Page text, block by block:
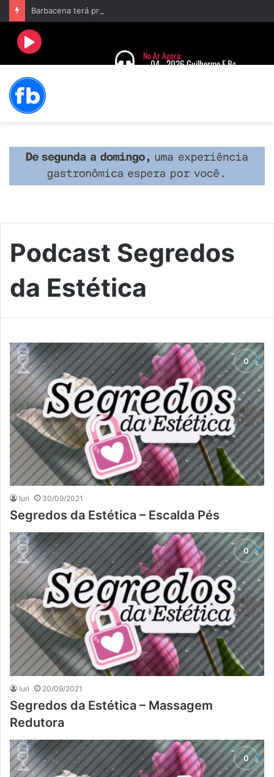
Podcast Segredos
da Estética
Iuri 30/09/2021
Segredos da Estética – Escalda Pés
Iuri 20/09/2021
Segredos da Estética – Massagem
Redutora